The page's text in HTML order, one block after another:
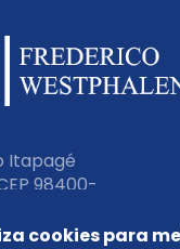
Itapagé
98400-
cookies para